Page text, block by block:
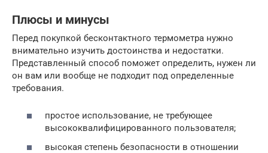
Плюсы и минусы
Перед покупкой бесконтактного термометра нужно
внимательно изучить достоинства и недостатки.
Представленный способ поможет определить, нужен ли
он вам или вообще не подходит под определенные
требования.
простое использование, не требующее
высококвалифицированного пользователя;
высокая степень безопасности в отношении